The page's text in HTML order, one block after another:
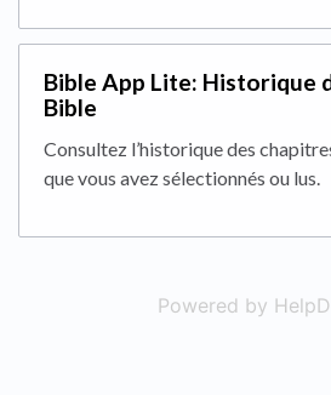
Bible App Lite: Historique
Bible
Consultez l’historique des
que vous avez sélectionnés ou lus.
Powered by